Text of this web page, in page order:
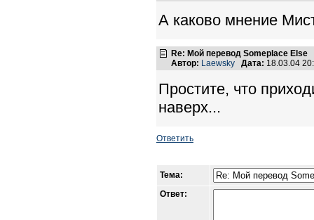
А каково мнение
Re: Мой перевод Someplace Else
Автор: Laewsky Дата: 18.03.04
Простите, что
наверх...
Ответить
Тема:
Ответ: